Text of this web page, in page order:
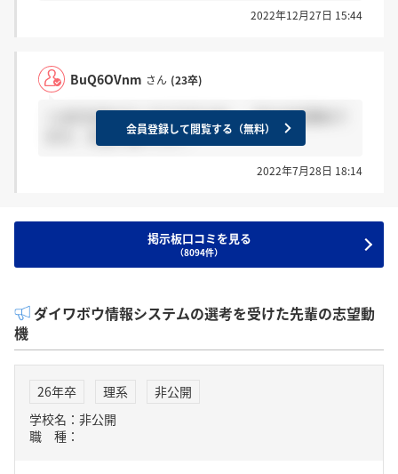
2022年12月27日 15:44
BuQ6OVnm さん (23卒)
＞u8CEx3koさん そうですよね、、私もほぼ諦めて
ます。 お疲れ様でした！会員登録して閲覧する（無料）
2022年7月28日 18:14
掲示板口コミを見る
（8094件）
ダイワボウ情報システムの選考を受けた先輩の志望動
機
26年卒 理系
非公開
学校名：非公開
職 種：